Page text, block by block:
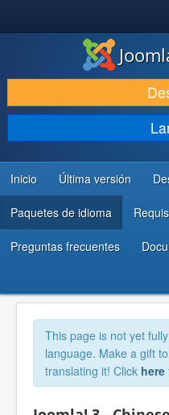
DESCARGAR
DESCUBRE Y APRENDE
COMUNIDAD Y AYUDA
RECURSOS PARA
Inicio Última versión
Paquetes de idioma
Preguntas frecuentes
This page is not yet
language. Make a gift
translating it! Click here